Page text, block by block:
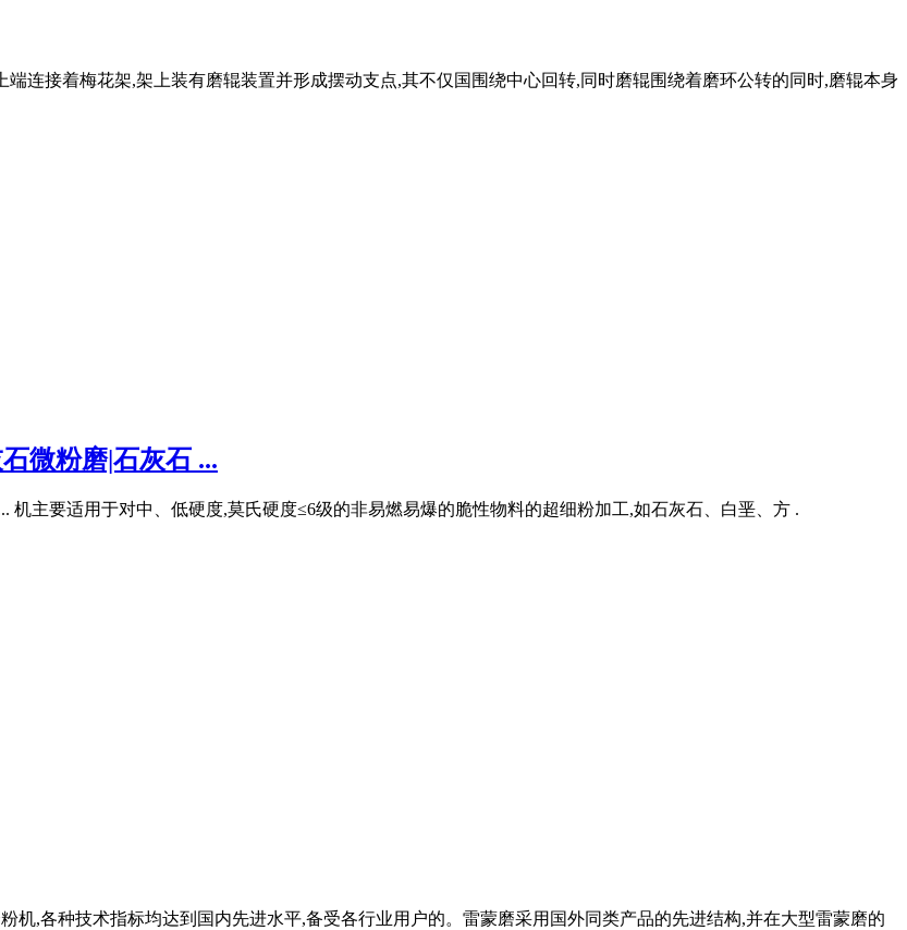
连接着梅花架,架上装有磨辊装置并形成摆动支点,其不仅国围绕中心回转,同时磨辊围绕着磨环公转的同时,磨辊本身
微粉磨|石灰石 ...
机主要适用于对中、低硬度,莫氏硬度≤6级的非易燃易爆的脆性物料的超细粉加工,如石灰石、白垩、方 .
机,各种技术指标均达到国内先进水平,备受各行业用户的。雷蒙磨采用国外同类产品的先进结构,并在大型雷蒙磨的